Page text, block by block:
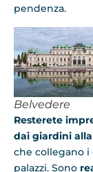
pendenza.
Belvedere
Resterete
dai giardini
che collegano i
palazzi. Sono